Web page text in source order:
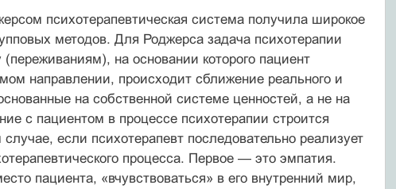
психотерапевтическая система получила широкое
методов. Для Роджерса задача психотерапии
на основании которого пациент
направлении, происходит сближение реального и
на собственной системе ценностей, а не на
с пациентом в процессе психотерапии строится
если психотерапевт последовательно реализует
процесса. Первое — это эмпатия.
пациента, «вчувствоваться» в его внутренний мир,